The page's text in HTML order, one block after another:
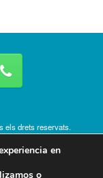
els drets reservats.
en
o